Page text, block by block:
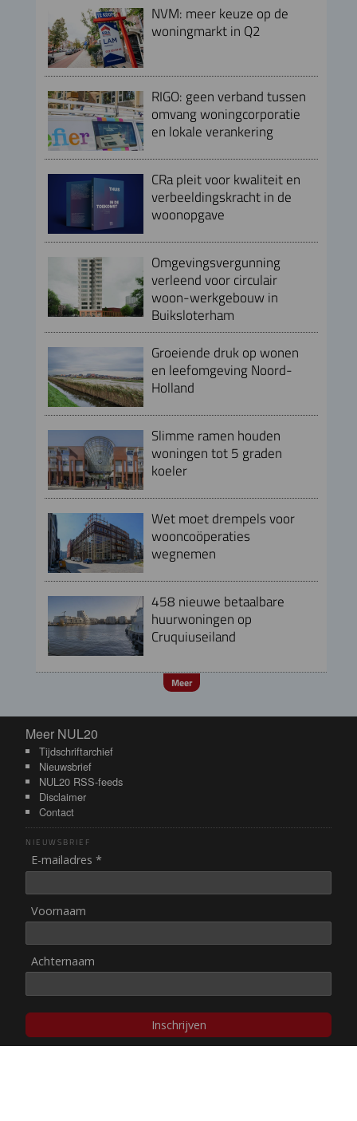
NVM: meer keuze op de
woningmarkt in Q2
RIGO: geen verband tussen
omvang woningcorporatie
en lokale verankering
CRa pleit voor kwaliteit en
verbeeldingskracht in de
woonopgave
Omgevingsvergunning
verleend voor circulair
woon-werkgebouw in
Buiksloterham
Groeiende druk op wonen
en leefomgeving Noord-
Holland
Slimme ramen houden
woningen tot 5 graden
koeler
Wet moet drempels voor
wooncoöperaties
wegnemen
458 nieuwe betaalbare
huurwoningen op
Cruquiuseiland
Meer
Meer NUL20
Meer NUL20
Tijdschriftarchief
Nieuwsbrief
NUL20 RSS-feeds
Disclaimer
Contact
NIEUWSBRIEF
E-mailadres *
Voornaam
Achternaam
Inschrijven